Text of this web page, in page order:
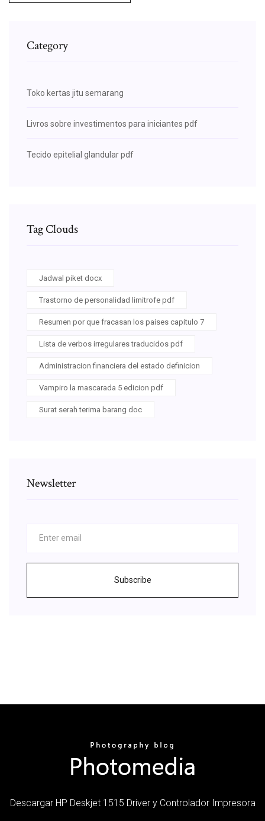
Category
Toko kertas jitu semarang
Livros sobre investimentos para iniciantes pdf
Tecido epitelial glandular pdf
Tag Clouds
Jadwal piket docx
Trastorno de personalidad limitrofe pdf
Resumen por que fracasan los paises capitulo 7
Lista de verbos irregulares traducidos pdf
Administracion financiera del estado definicion
Vampiro la mascarada 5 edicion pdf
Surat serah terima barang doc
Newsletter
Subscribe
Descargar HP Deskjet 1515 Driver y Controlador Impresora